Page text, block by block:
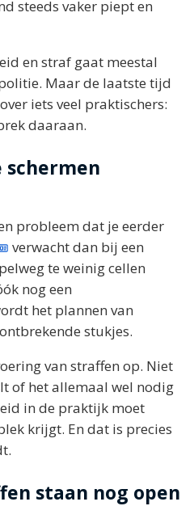
steeds vaker piept en
en straf gaat meestal
Maar de laatste tijd
iets veel praktischers:
daaraan.
probleem dat je eerder
verwacht dan bij een
te weinig cellen
nog een
het plannen van
stukjes.
van straffen op. Niet
of het allemaal wel nodig
in de praktijk moet
krijgt. En dat is precies
staan nog open